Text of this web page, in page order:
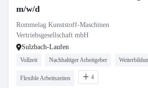
m/w/d
Rommelag Kunststoff-Maschinen
Vertriebsgesellschaft mbH
Sulzbach-Laufen
Vollzeit Nachhaltiger Arbeitgeber
Flexible Arbeitszeiten 4